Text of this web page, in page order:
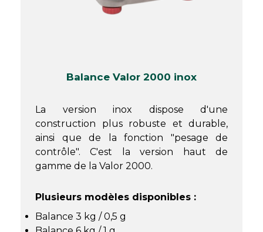
Balance Valor 2000 inox
La version inox dispose d'une
construction plus robuste et durable,
ainsi que de la fonction "pesage de
contrôle". C'est la version haut de
gamme de la Valor 2000.
Plusieurs modèles disponibles :
Balance 3 kg / 0,5 g